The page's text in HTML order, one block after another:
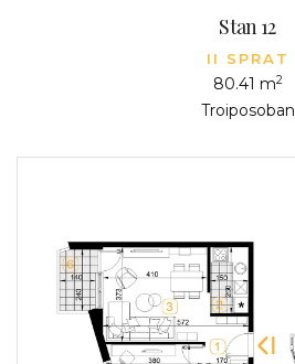
Stan 12
II SPRAT
80.41 m2
Troiposoban